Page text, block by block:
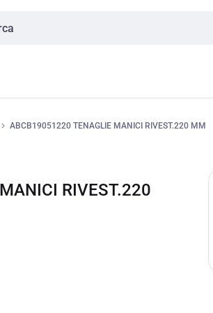
ABCB19051220 TENAGLIE MANICI RIVEST.220 MM
RIVEST.220